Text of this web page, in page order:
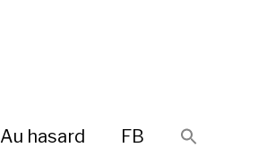
Au hasard FB